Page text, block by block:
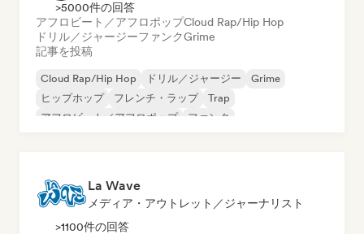
>5000件の回答
アフロビート／アフロポップCloud Rap/Hip Hop
ドリル／ジャージーファンクGrime
記事を投稿
Cloud Rap/Hip Hop ドリル／ジャージー
Grime
ヒップホップ
フレンチ・ラップ
Trap
アフロビート／アフロポップ
ファンク
La Wave
メディア・アウトレット／ジャーナリスト
>1100件の回答